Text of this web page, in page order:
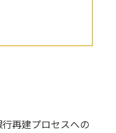
再建プロセスへの